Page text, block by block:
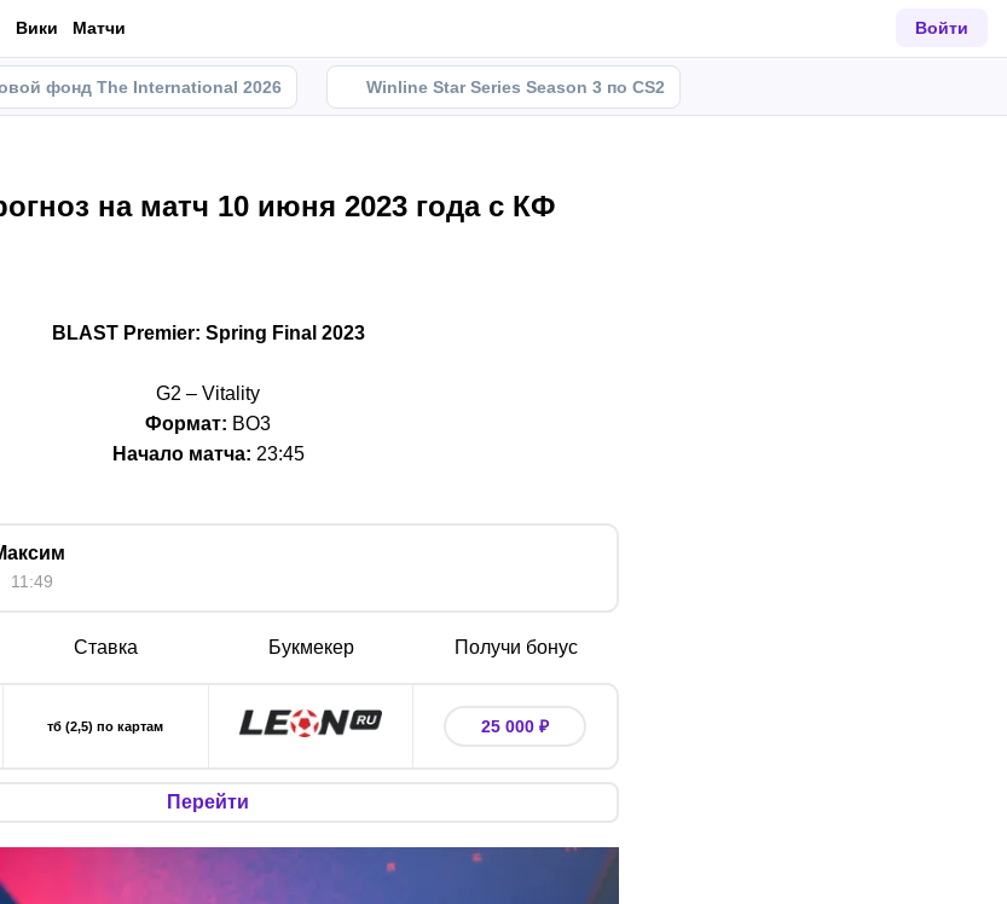
Вики Матчи Войти
фонд The International 2026 Winline Star Series Season 3 по CS2
на матч 10 июня 2023 года с КФ
BLAST Premier: Spring Final 2023
G2 – Vitality
Формат: BO3
Начало матча: 23:45
11:49
Ставка Букмекер Получи бонус
тб (2,5) по картам 25 000 ₽
Перейти